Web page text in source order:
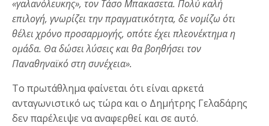
«γαλανόλευκης», τον Τάσο Μπακασετα. Πολύ καλή
επιλογή, γνωρίζει την πραγματικότητα, δε νομίζω ότι
θέλει χρόνο προσαρμογής, οπότε έχει πλεονέκτημα η
ομάδα. Θα δώσει λύσεις και θα βοηθήσει τον
Παναθηναϊκό στη συνέχεια».
Το πρωτάθλημα φαίνεται ότι είναι αρκετά
ανταγωνιστικό ως τώρα και ο Δημήτρης Γελαδάρης
δεν παρέλειψε να αναφερθεί και σε αυτό.